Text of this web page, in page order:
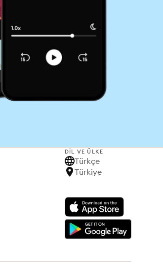
DIL VE ÜLKE
Türkçe
Türkiye